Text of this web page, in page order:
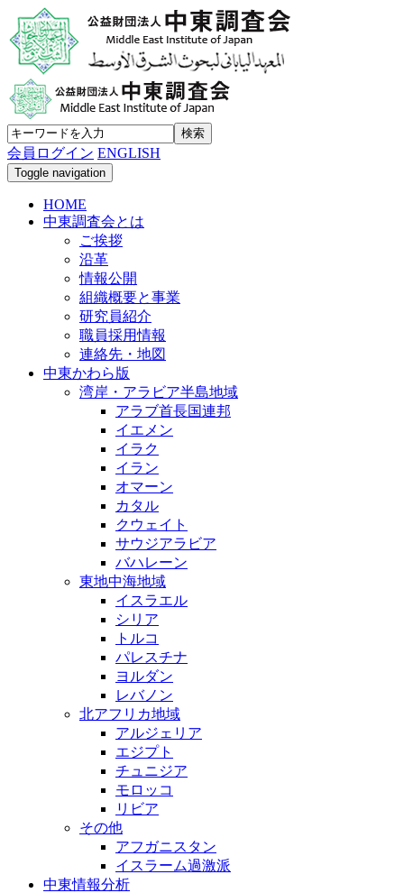
会員ログイン ENGLISH
Toggle navigation
HOME
中東調査会とは
ご挨拶
沿革
情報公開
組織概要と事業
研究員紹介
職員採用情報
連絡先・地図
中東かわら版
湾岸・アラビア半島地域
アラブ首長国連邦
イエメン
イラク
イラン
オマーン
カタル
クウェイト
サウジアラビア
バハレーン
東地中海地域
イスラエル
シリア
トルコ
パレスチナ
ヨルダン
レバノン
北アフリカ地域
アルジェリア
エジプト
チュニジア
モロッコ
リビア
その他
アフガニスタン
イスラーム過激派
中東情報分析